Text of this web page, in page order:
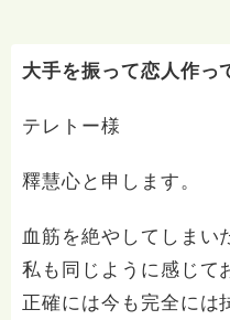
大手を振って恋人作っ
テレトー様
釋慧心と申します。
血筋を絶やしてしまい
私も同じように感じて
正確には今も完全には